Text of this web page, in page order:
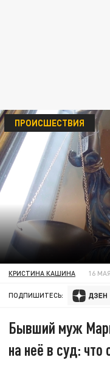
ПРОИСШЕСТВИЯ
КРИСТИНА КАШИНА 16
ПОДПИШИТЕСЬ:
Бывший муж
на неё в суд: что